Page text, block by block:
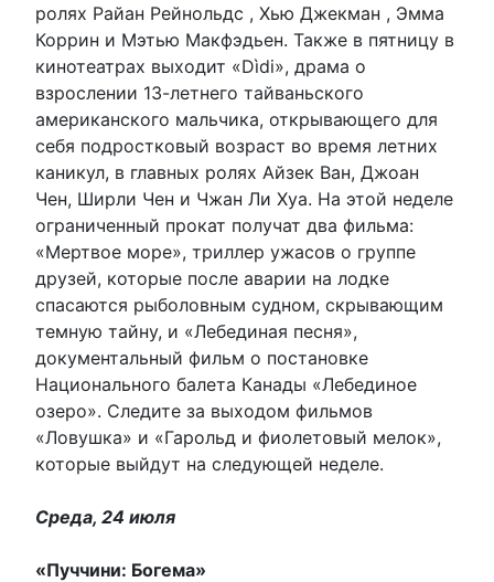
ролях Райан Рейнольдс , Хью Джекман , Эмма
Коррин и Мэтью Макфэдьен. Также в пятницу в
кинотеатрах выходит «Dìdi», драма о
взрослении 13-летнего тайваньского
американского мальчика, открывающего для
себя подростковый возраст во время летних
каникул, в главных ролях Айзек Ван, Джоан
Чен, Ширли Чен и Чжан Ли Хуа. На этой неделе
ограниченный прокат получат два фильма:
«Мертвое море», триллер ужасов о группе
друзей, которые после аварии на лодке
спасаются рыболовным судном, скрывающим
темную тайну, и «Лебединая песня»,
документальный фильм о постановке
Национального балета Канады «Лебединое
озеро». Следите за выходом фильмов
«Ловушка» и «Гарольд и фиолетовый мелок»,
которые выйдут на следующей неделе.
Среда, 24 июля
«Пуччини: Богема»